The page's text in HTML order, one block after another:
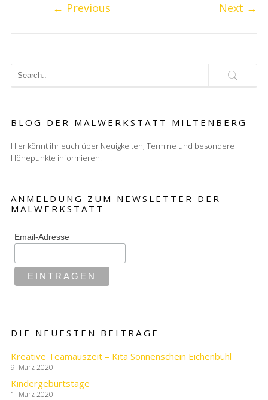
← Previous Next →
BLOG DER MALWERKSTATT MILTENBERG
Hier könnt ihr euch über Neuigkeiten, Termine und besondere
Höhepunkte informieren.
ANMELDUNG ZUM NEWSLETTER DER
MALWERKSTATT
Email-Adresse
DIE NEUESTEN BEITRÄGE
Kreative Teamauszeit – Kita Sonnenschein Eichenbühl
9. März 2020
Kindergeburtstage
1. März 2020